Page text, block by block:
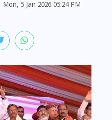
Mon, 5 Jan 2026 05:24 PM